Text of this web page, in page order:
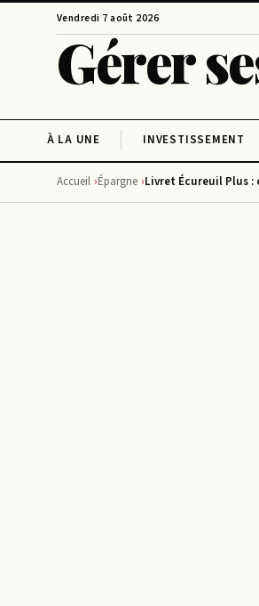
Vendredi 7 août 2026
Gérer
À LA UNE INVESTISSEMENT
Accueil Épargne Livret Écureuil Plus :